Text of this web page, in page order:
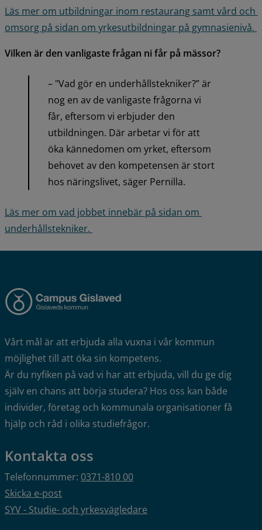
Läs mer om utbildningar inom restaurang samt vård och
omsorg på sidan om yrkesutbildningar på gymnasienivå.
Vilken är den vanligaste frågan ni får på mässor?
– "Vad gör en underhållstekniker?” är
nog en av de vanligaste frågorna vi
får, eftersom vi erbjuder den
utbildningen. Där arbetar vi för att
öka kännedomen om yrket, eftersom
behovet av den kompetensen är stort
hos näringslivet, säger Pernilla.
Läs mer om vad jobbet innebär på sidan om
underhållstekniker.
Vårt mål är att erbjuda alla vuxna i vår kommun
möjlighet till att öka sin kompetens.
Är du nyfiken på vad vi har att erbjuda, vill du ge dig
själv en chans att börja studera? Hos oss kan både
individer, företag och kommunala organisationer få
hjälp och råd i olika studiefrågor.
Kontakta oss
Telefonnummer: 0371-810 00
Skicka e-post
SYV - Studie- och yrkesvägledare